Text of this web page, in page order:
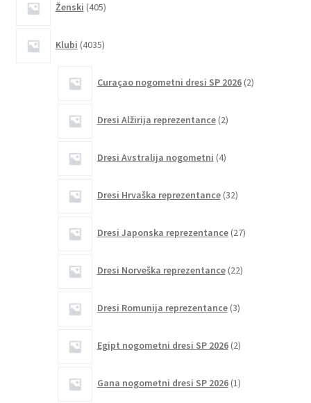
Ženski 405izdelkov
Klubi 4035izdelkov
Curaçao nogometni dresi SP 2026 2izdelka
Dresi Alžirija reprezentance 2izdelka
Dresi Avstralija nogometni 4izdelki
Dresi Hrvaška reprezentance 32izdelkov
Dresi Japonska reprezentance 27izdelkov
Dresi Norveška reprezentance 22izdelkov
Dresi Romunija reprezentance 3izdelki
Egipt nogometni dresi SP 2026 2izdelka
Gana nogometni dresi SP 2026 1izdelek